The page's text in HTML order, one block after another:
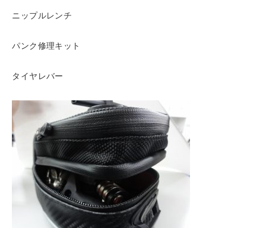
ニップルレンチ
パンク修理キット
タイヤレバー